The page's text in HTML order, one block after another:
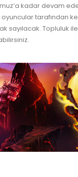
kadar devam
tarafından
sayılacak. Topluluk